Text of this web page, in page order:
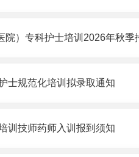
院）专科护士培训2026年秋季
士规范化培训拟录取通知
训技师药师入训报到须知